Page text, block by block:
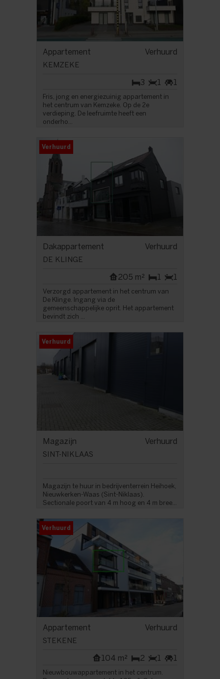
Appartement Verhuurd
KEMZEKE
1
1
3
Fris, jong en energiezuinig appartement in
het centrum van Kemzeke. Op de 2e
verdieping. De leefruimte heeft een
onderho...
Verhuurd
Dakappartement Verhuurd
DE KLINGE
1
1
205 m²
Verzorgd appartement in het centrum van
De Klinge. Ingang via de
gemeenschappelijke oprit. Het appartement
bevindt zich ...
Verhuurd
Magazijn Verhuurd
SINT-NIKLAAS
Magazijn te huur in bedrijventerrein Heihoek,
Nieuwkerken-Waas (Sint-Niklaas).
Sectionale poort van 4 m hoog en 4 m bree...
Verhuurd
Appartement Verhuurd
STEKENE
1
1
2
104 m²
Nieuwbouwappartement in het centrum.